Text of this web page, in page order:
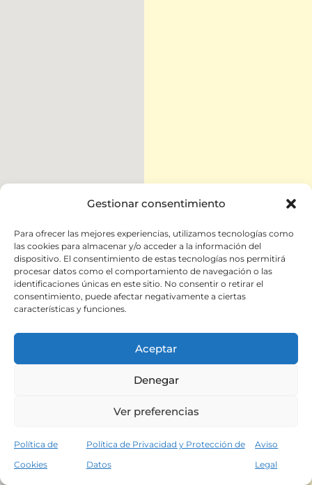
Gestionar consentimiento
Para ofrecer las mejores experiencias, utilizamos tecnologías como
las cookies para almacenar y/o acceder a la información del
dispositivo. El consentimiento de estas tecnologías nos permitirá
procesar datos como el comportamiento de navegación o las
identificaciones únicas en este sitio. No consentir o retirar el
consentimiento, puede afectar negativamente a ciertas
características y funciones.
Aceptar
Denegar
Ver preferencias
Política de
Cookies
Política de Privacidad y Protección de
Datos
Aviso
Legal